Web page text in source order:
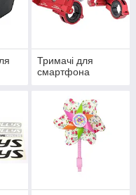
Тримачі для
смартфона